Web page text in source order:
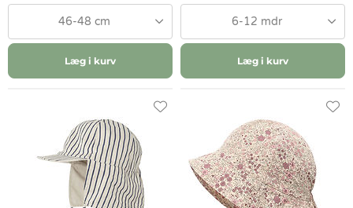
46-48 cm
Læg i kurv
6-12 mdr
Læg i kurv